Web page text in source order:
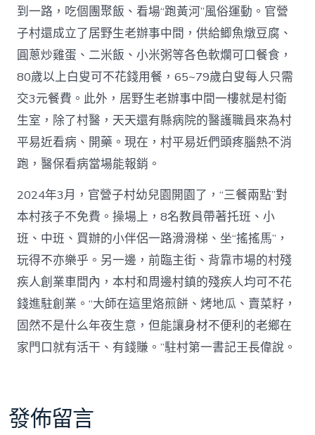
到一路，吃個團聚飯、看場“跑黃河”風俗運動。官營
子村還成立了居野生老辦事中間，供給鯽魚燉豆腐、
圓蔥炒雞蛋、二米飯、小米粥等各色軟爛可口餐食，
80歲以上白叟可不花錢用餐，65~79歲白叟每人只需
交3元餐費。此外，居野生老辦事中間一樓就是村衛
生室，除了村醫，天天還有縣病院的醫護職員來為村
平易近看病、開藥。現在，村平易近們頭疼腦熱不消
跑，醫保看病當場能報銷。
2024年3月，官營子村幼兒園開園了，“三餐兩點”對
本村孩子不免費。操場上，8名教員帶著托班、小
班、中班、買辦的小伴侶一路滑滑梯、坐“搖搖馬”，
玩得不亦樂乎。另一邊，前臨主街、背靠市場的村殘
疾人創業車間內，本村和周邊村鎮的殘疾人均可不花
錢進駐創業。“大師在這里烙煎餅、烤地瓜、賣菜籽，
固然不是什么年夜生意，但能讓身材不便利的老鄉在
家門口就有活干、有錢賺。”駐村第一書記王長偉說。
發佈留言